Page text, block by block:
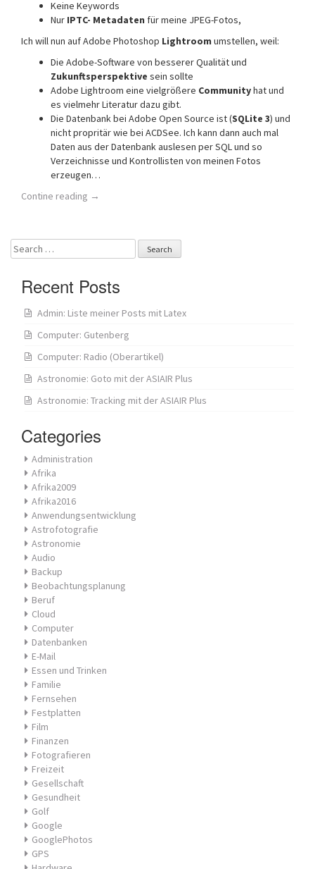
Keine Keywords
Nur IPTC- Metadaten für meine JPEG-Fotos,
Ich will nun auf Adobe Photoshop Lightroom umstellen, weil:
Die Adobe-Software von besserer Qualität und
Zukunftsperspektive sein sollte
Adobe Lightroom eine vielgrößere Communityhat und
es vielmehr Literatur dazu gibt.
Die Datenbank bei Adobe Open Source ist (SQLite 3) und
nicht propritär wie bei ACDSee. Ich kann dann auch mal
Daten aus der Datenbank auslesen per SQL und so
Verzeichnisse und Kontrollisten von meinen Fotos
erzeugen…
Contine reading →
Search
for:
Recent Posts
Admin: Liste meiner Posts mit Latex
Computer: Gutenberg
Computer: Radio (Oberartikel)
Astronomie: Goto mit der ASIAIR Plus
Astronomie: Tracking mit der ASIAIR Plus
Categories
Administration
Afrika
Afrika2009
Afrika2016
Anwendungsentwicklung
Astrofotografie
Astronomie
Audio
Backup
Beobachtungsplanung
Beruf
Cloud
Computer
Datenbanken
E-Mail
Essen und Trinken
Familie
Fernsehen
Festplatten
Film
Finanzen
Fotografieren
Freizeit
Gesellschaft
Gesundheit
Golf
Google
GooglePhotos
GPS